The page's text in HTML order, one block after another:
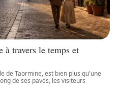
à travers le temps et
de Taormine, est bien plus qu'une
de ses pavés, les visiteurs